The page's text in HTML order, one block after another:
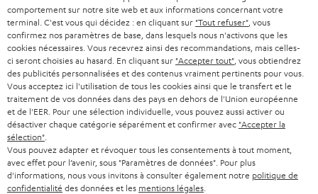
w
s
l
e
t
t
e
r
SMART HOME
BLUETOOTH
CASQUES AUDIO
CASQUES BLUETOOTH AUDIO
SYSTEMES COMPLETS
ENCEINTES
B2B
NEWSLETTER
MAGASINS
AVANTAGES D’ACHAT
L’HISTOIRE DE TEUFEL
AUTRICHE
SUISSE
PAYS-BAS
BELGIQUE
FRANCE
comportement sur notre site web et aux informations concernant votre
terminal. C'est vous qui décidez : en cliquant sur "Tout refuser" , vous
confirmez nos paramètres de base, dans lesquels nous n'activons que les
cookies nécessaires. Vous recevrez ainsi des recommandations, mais celles-
ci seront choisies au hasard. En cliquant sur "Accepter tout" , vous obtiendrez
des publicités personnalisées et des contenus vraiment pertinents pour vous.
Vous acceptez ici l'utilisation de tous les cookies ainsi que le transfert et le
traitement de vos données dans des pays en dehors de l'Union européenne
et de l'EER. Pour une sélection individuelle, vous pouvez aussi activer ou
désactiver chaque catégorie séparément et confirmer avec "Accepter la
sélection"
Vous pouvez adapter et révoquer tous les consentements à tout moment,
avec effet pour l’avenir, sous "Paramètres de données". Pour plus
d'informations, nous vous invitons à consulter également notre politique de
confidentialité des données et les mentions légales